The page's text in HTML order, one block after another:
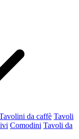
da caffè Tavoli
Comodini Tavoli da